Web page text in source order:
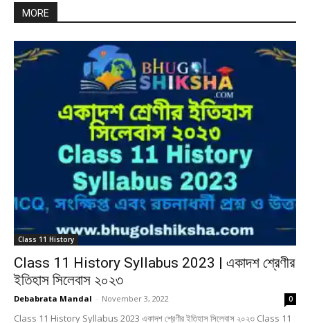
MORE
Class 11 History
Class 11 History Syllabus 2023 | একাদশ শ্রেণীর
ইতিহাস সিলেবাস ২০২৩
Debabrata Mandal - November 3, 2022 0
Class 11 History Syllabus 2023 একাদশ শ্রেণীর ইতিহাস সিলেবাস ২০২৩ Class 11